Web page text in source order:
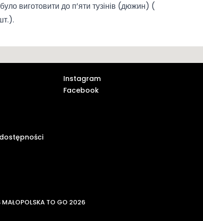
виготовити до п’яти тузінів (дюжин) (
Instagram
Facebook
MAŁOPOLSKA TO GO 2026